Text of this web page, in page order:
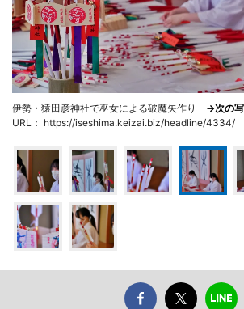
伊勢・猿田彦神社で巫女による破魔矢作り →次の
URL： https://iseshima.keizai.biz/headline/4334/